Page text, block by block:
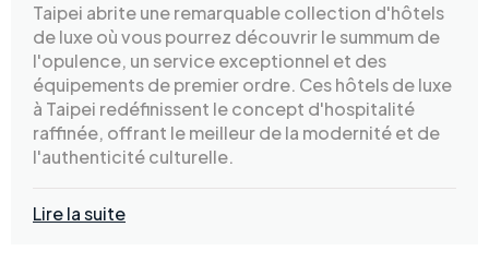
Taipei abrite une remarquable collection d'hôtels
de luxe où vous pourrez découvrir le summum de
l'opulence, un service exceptionnel et des
équipements de premier ordre. Ces hôtels de luxe
à Taipei redéfinissent le concept d'hospitalité
raffinée, offrant le meilleur de la modernité et de
l'authenticité culturelle.
Lire la suite